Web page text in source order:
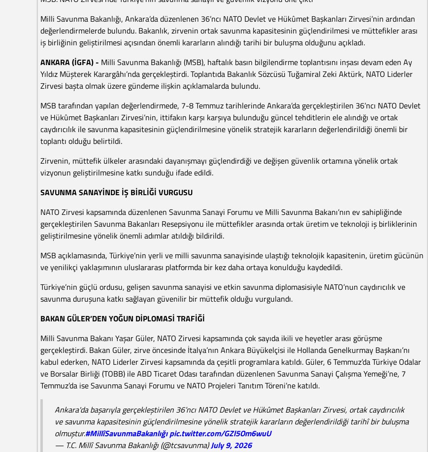
Milli Savunma Bakanlığı, Ankara’da düzenlenen 36’ncı NATO Devlet ve Hükûmet Başkanları Zirvesi’nin ardından
değerlendirmelerde bulundu. Bakanlık, zirvenin ortak savunma kapasitesinin güçlendirilmesi ve müttefikler arası
iş birliğinin geliştirilmesi açısından önemli kararların alındığı tarihi bir buluşma olduğunu açıkladı.
ANKARA (İGFA) - Milli Savunma Bakanlığı (MSB), haftalık basın bilgilendirme toplantısını inşası devam eden Ay
Yıldız Müşterek Karargâhı’nda gerçekleştirdi. Toplantıda Bakanlık Sözcüsü Tuğamiral Zeki Aktürk, NATO Liderler
Zirvesi başta olmak üzere gündeme ilişkin açıklamalarda bulundu.
MSB tarafından yapılan değerlendirmede, 7-8 Temmuz tarihlerinde Ankara’da gerçekleştirilen 36’ncı NATO Devlet
ve Hükûmet Başkanları Zirvesi’nin, ittifakın karşı karşıya bulunduğu güncel tehditlerin ele alındığı ve ortak
caydırıcılık ile savunma kapasitesinin güçlendirilmesine yönelik stratejik kararların değerlendirildiği önemli bir
toplantı olduğu belirtildi.
Zirvenin, müttefik ülkeler arasındaki dayanışmayı güçlendirdiği ve değişen güvenlik ortamına yönelik ortak
vizyonun geliştirilmesine katkı sunduğu ifade edildi.
SAVUNMA SANAYİNDE İŞ BİRLİĞİ VURGUSU
NATO Zirvesi kapsamında düzenlenen Savunma Sanayi Forumu ve Milli Savunma Bakanı’nın ev sahipliğinde
gerçekleştirilen Savunma Bakanları Resepsiyonu ile müttefikler arasında ortak üretim ve teknoloji iş birliklerinin
geliştirilmesine yönelik önemli adımlar atıldığı bildirildi.
MSB açıklamasında, Türkiye’nin yerli ve milli savunma sanayisinde ulaştığı teknolojik kapasitenin, üretim gücünün
ve yenilikçi yaklaşımının uluslararası platformda bir kez daha ortaya konulduğu kaydedildi.
Türkiye’nin güçlü ordusu, gelişen savunma sanayisi ve etkin savunma diplomasisiyle NATO’nun caydırıcılık ve
savunma duruşuna katkı sağlayan güvenilir bir müttefik olduğu vurgulandı.
BAKAN GÜLER’DEN YOĞUN DİPLOMASİ TRAFİĞİ
Milli Savunma Bakanı Yaşar Güler, NATO Zirvesi kapsamında çok sayıda ikili ve heyetler arası görüşme
gerçekleştirdi. Bakan Güler, zirve öncesinde İtalya’nın Ankara Büyükelçisi ile Hollanda Genelkurmay Başkanı’nı
kabul ederken, NATO Liderler Zirvesi kapsamında da çeşitli programlara katıldı. Güler, 6 Temmuz’da Türkiye Odalar
ve Borsalar Birliği (TOBB) ile ABD Ticaret Odası tarafından düzenlenen Savunma Sanayi Çalışma Yemeği’ne, 7
Temmuz’da ise Savunma Sanayi Forumu ve NATO Projeleri Tanıtım Töreni’ne katıldı.
Ankara'da başarıyla gerçekleştirilen 36’ncı NATO Devlet ve Hükûmet Başkanları Zirvesi, ortak caydırıcılık
ve savunma kapasitesinin güçlendirilmesine yönelik stratejik kararların değerlendirildiği tarihî bir buluşma
olmuştur.#MillîSavunmaBakanlığıpic.twitter.com/GZl5Om6wuU
— T.C. Millî Savunma Bakanlığı (@tcsavunma)July 9, 2026